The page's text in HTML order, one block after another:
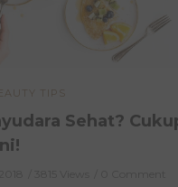
TIPS
Sehat?